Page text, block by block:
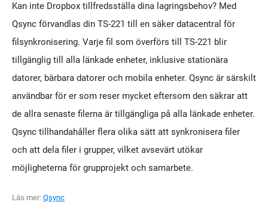
Kan inte Dropbox tillfredsställa dina lagringsbehov? Med
Qsync förvandlas din TS-221 till en säker datacentral för
filsynkronisering. Varje fil som överförs till TS-221 blir
tillgänglig till alla länkade enheter, inklusive stationära
datorer, bärbara datorer och mobila enheter. Qsync är särskilt
användbar för er som reser mycket eftersom den säkrar att
de allra senaste filerna är tillgängliga på alla länkade enheter.
Qsync tillhandahåller flera olika sätt att synkronisera filer
och att dela filer i grupper, vilket avsevärt utökar
möjligheterna för grupprojekt och samarbete.
Läs mer: Qsync